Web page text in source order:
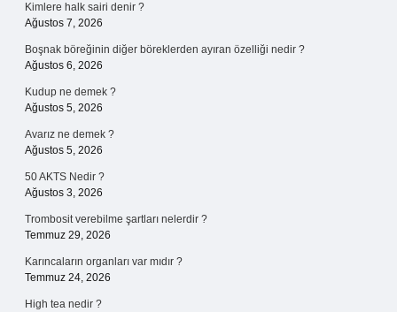
Kimlere halk sairi denir ?
Ağustos 7, 2026
Boşnak böreğinin diğer böreklerden ayıran özelliği nedir ?
Ağustos 6, 2026
Kudup ne demek ?
Ağustos 5, 2026
Avarız ne demek ?
Ağustos 5, 2026
50 AKTS Nedir ?
Ağustos 3, 2026
Trombosit verebilme şartları nelerdir ?
Temmuz 29, 2026
Karıncaların organları var mıdır ?
Temmuz 24, 2026
High tea nedir ?